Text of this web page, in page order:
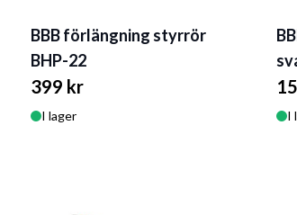
BBB förlängning styrrör
BHP-22
399 kr
I lager I